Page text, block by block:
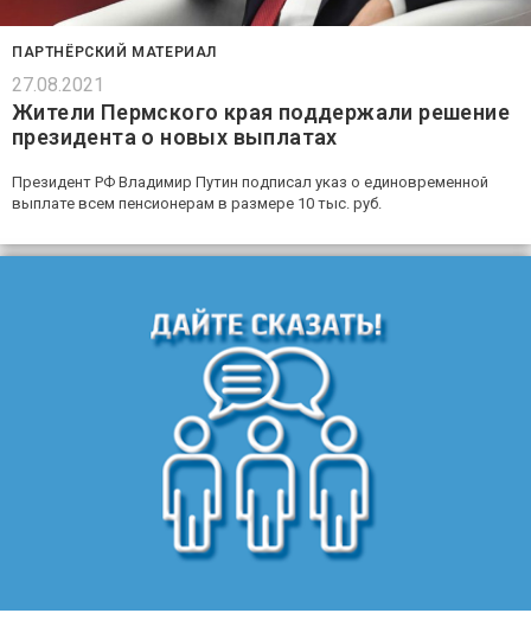
ПАРТНЁРСКИЙ МАТЕРИАЛ
27.08.2021
Жители Пермского края поддержали решение
президента о новых выплатах
Президент РФ Владимир Путин подписал указ о единовременной
выплате всем пенсионерам в размере 10 тыс. руб.